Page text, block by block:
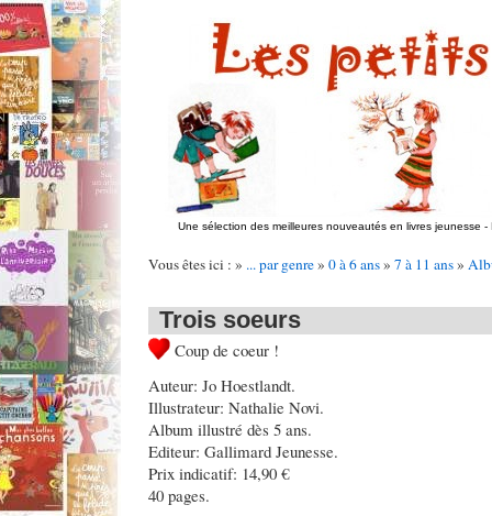
Une sélection des meilleures nouveautés en livres jeunesse -
Vous êtes ici : » ... par genre» 0 à 6 ans» 7 à 11 ans»
Trois soeurs
Coup de coeur !
Auteur: Jo Hoestlandt.
Illustrateur: Nathalie Novi.
Album illustré dès 5 ans.
Editeur: Gallimard Jeunesse.
Prix indicatif: 14,90 €
40 pages.